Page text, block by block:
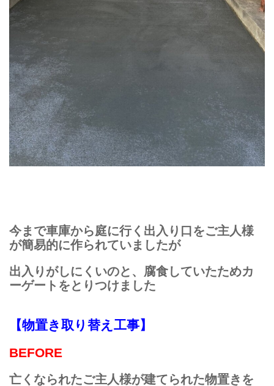
今まで車庫から庭に行く出入り口をご主人様
が簡易的に作られていましたが
出入りがしにくいのと、 腐食していたためカ
ーゲートをとりつけました
【物置き取り替え工事】
BEFORE
亡くなられたご主人様が建てられた物置きを